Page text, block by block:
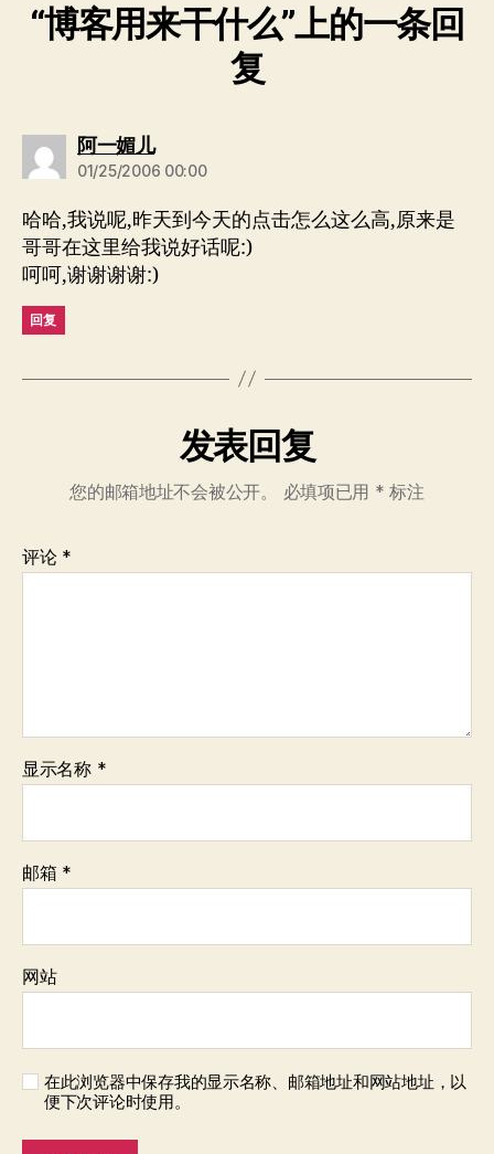
“博客用来干什么”上的一条回
复
阿一媚儿说：
01/25/2006 00:00
哈哈,我说呢,昨天到今天的点击怎么这么高,原来是
哥哥在这里给我说好话呢:)
呵呵,谢谢谢谢:)
回复
发表回复
您的邮箱地址不会被公开。 必填项已用 * 标注
评论 *
显示名称 *
邮箱 *
网站
在此浏览器中保存我的显示名称、邮箱地址和网站地址，以
便下次评论时使用。